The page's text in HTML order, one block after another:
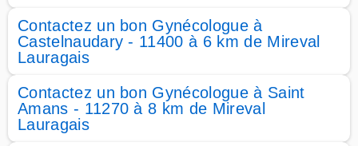
Contactez un bon Gynécologue à
Castelnaudary - 11400 à 6 km de Mireval
Lauragais
Contactez un bon Gynécologue à Saint
Amans - 11270 à 8 km de Mireval
Lauragais